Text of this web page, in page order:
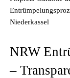
Niederkassel
NRW
–